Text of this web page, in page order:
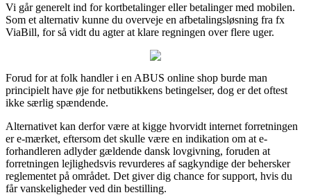
Vi går generelt ind for kortbetalinger eller betalinger med mobilen.
Som et alternativ kunne du overveje en afbetalingsløsning fra fx
ViaBill, for så vidt du agter at klare regningen over flere uger.
Forud for at folk handler i en ABUS online shop burde man
principielt have øje for netbutikkens betingelser, dog er det oftest
ikke særlig spændende.
Alternativet kan derfor være at kigge hvorvidt internet forretningen
er e-mærket, eftersom det skulle være en indikation om at e-
forhandleren adlyder gældende dansk lovgivning, foruden at
forretningen lejlighedsvis revurderes af sagkyndige der behersker
reglementet på området. Det giver dig chance for support, hvis du
får vanskeligheder ved din bestilling.